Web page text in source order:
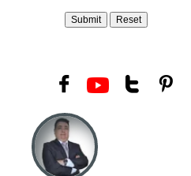
  